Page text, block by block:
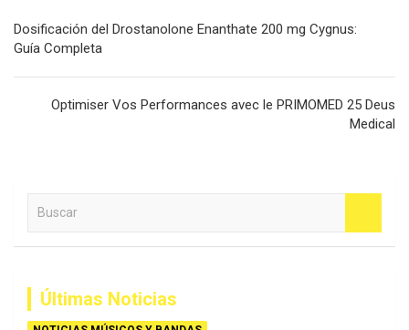
de
entradas
Dosificación del Drostanolone Enanthate 200 mg Cygnus:
Guía Completa
Optimiser Vos Performances avec le PRIMOMED 25 Deus
Medical
Últimas Noticias